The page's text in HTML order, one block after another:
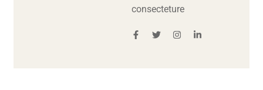
consecteture